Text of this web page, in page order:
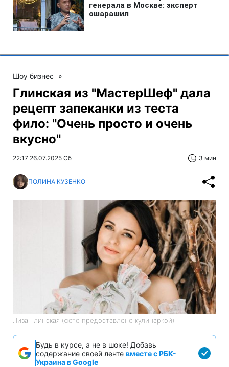
Шоу бизнес »
Глинская из "МастерШеф" дала
рецепт запеканки из теста
фило: "Очень просто и очень
вкусно"
22:17 26.07.2025 Сб 3 мин
ПОЛИНА КУЗЕНКО
Лиза Глинская (фото предоставлено кулинаркой)
Будь в курсе, а не в шоке! Добавь
содержание своей ленте вместе с РБК-
Украина в Google